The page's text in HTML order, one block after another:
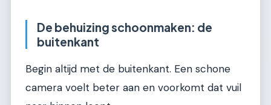
De behuizing schoonmaken: de
buitenkant
Begin altijd met de buitenkant. Een schone
camera voelt beter aan en voorkomt dat vuil